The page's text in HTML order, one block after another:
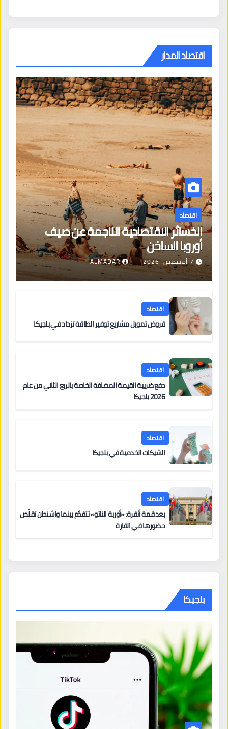
اقتصاد المدار
اقتصاد
الخسائر الاقتصادية الناجمة عن صيف
أوروبا الساخن
7 أغسطس، 2026 ALMADAR
اقتصاد
قروض تمويل مشاريع توفير الطاقة تزداد في بلجيكا
اقتصاد
دفع ضريبة القيمة المضافة الخاصة بالربع الثاني من عام
2026 بلجيكا
اقتصاد
الشيكات الخدمية في بلجيكا
اقتصاد
بعد قمة أنقرة: «أوربة الناتو» تتقدّم بينما واشنطن تقلّص
حضورها في القارة
بلجيكا